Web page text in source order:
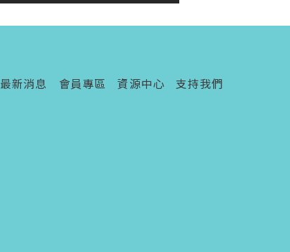
最新消息 會員專區 資源中心 支持我們